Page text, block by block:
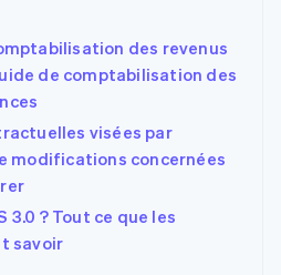
des revenus
de comptabilisation des
visées par
modifications concernées
3.0 ? Tout ce que les
savoir